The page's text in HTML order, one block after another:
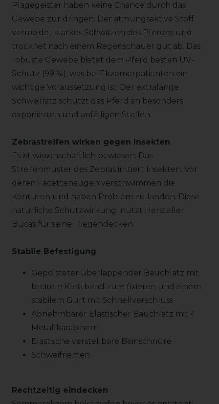
Plagegeister haben keine Chance durch das
Gewebe zur dringen. Der atmungsaktive Stoff
vermeidet starkes Schwitzen des Pferdes und
trocknet nach einem Regenschauer gut ab. Das
robuste Gewebe bietet dem Pferd besten UV-
Schutz (99 %), was bei Ekzemerpatienten ein
wichtige Voraussetzung ist. Der extralange
Schweiflatz schützt das Pferd an besonders
exponierten und anfälligen Stellen.
Zebrastreifen wirken gegen Insekten
Es ist wissenschaftlich bewiesen: Das
Streifenmuster des Zebras irritiert Insekten. Vor
deren Facettenaugen verschwimmen die
Konturen und haben Problem zu landen. Diese
natürliche Schutzwirkung nutzt Hersteller
Bucas für seine Fliegendecken.
Stabile Befestigung
Gepolsteter überlappender Bauchlatz mit
breitem Klettband zum fixieren und einem
stabilem Gurt mit Schnellverschluss
Abnehmbarer Elastischer Bauchlatz mit 4
Metallkarabinern
Elastische verstellbare Beinschnüre
Schweifriemen
Rechtzeitig eindecken